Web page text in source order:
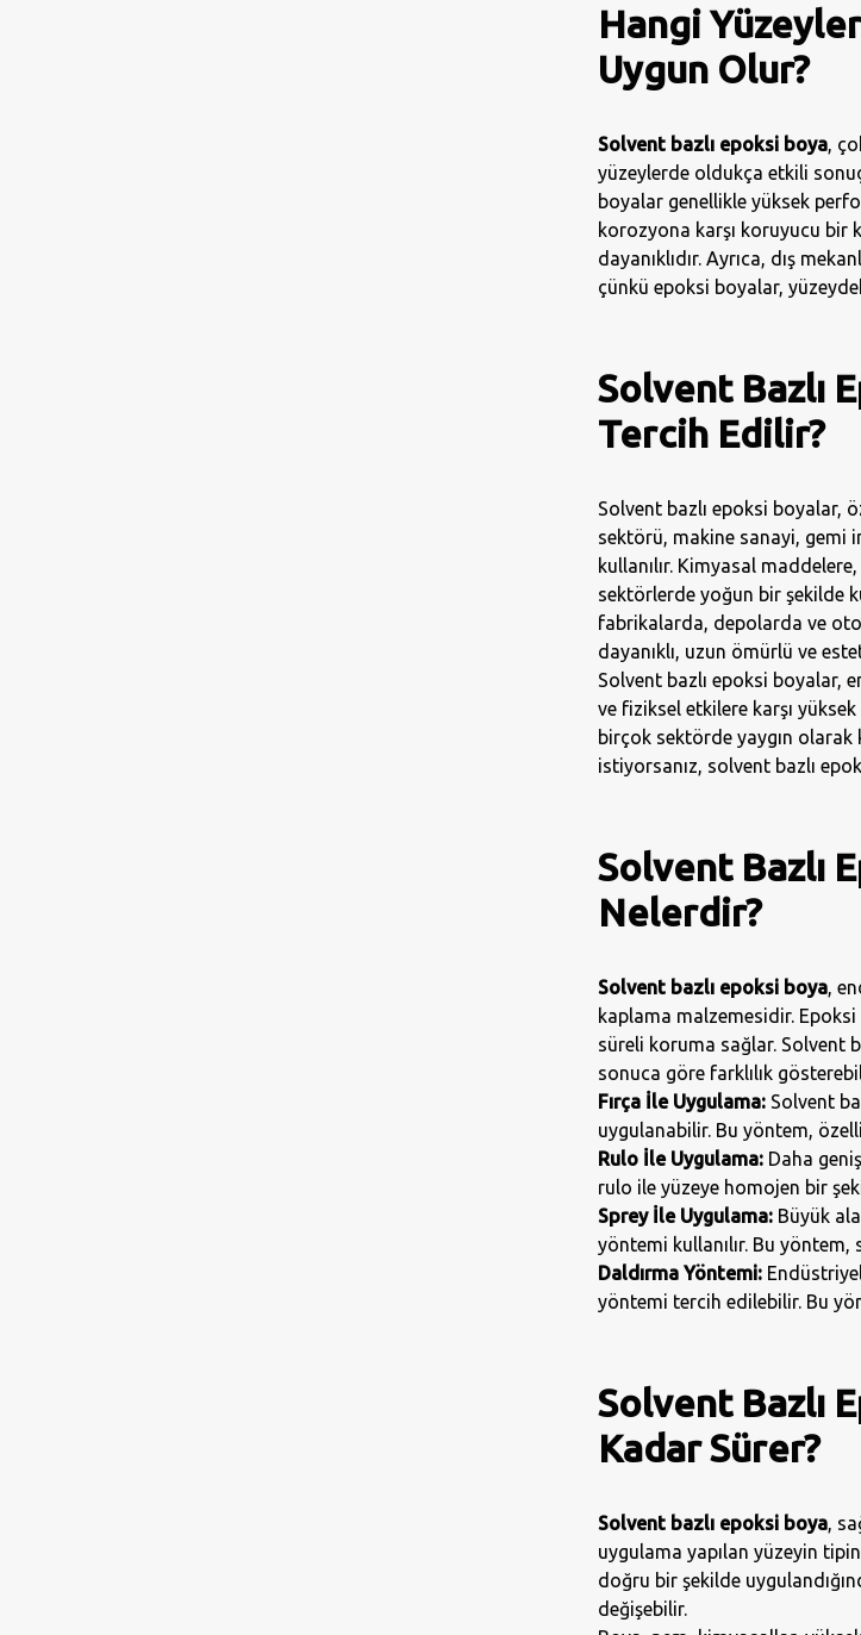
Hangi
Uygun Olur?
Solvent bazlı epoksi boya,
yüzeylerde oldukça etkili
boyalar genellikle yüksek
korozyona karşı koruyucu bir
dayanıklıdır. Ayrıca, dış
çünkü epoksi boyalar,
Solvent Bazlı
Tercih Edilir?
Solvent bazlı epoksi boyalar,
sektörü, makine sanayi, gemi
kullanılır. Kimyasal
sektörlerde yoğun bir şekilde
fabrikalarda, depolarda ve
dayanıklı, uzun ömürlü ve
Solvent bazlı epoksi boyalar,
ve fiziksel etkilere karşı
birçok sektörde yaygın olarak
istiyorsanız, solvent bazlı
Solvent Bazlı
Nelerdir?
Solvent bazlı epoksi boya,
kaplama malzemesidir. Epoksi
süreli koruma sağlar. Solvent
sonuca göre farklılık
Fırça İle Uygulama: Solvent
uygulanabilir. Bu yöntem,
Rulo İle Uygulama: Daha
rulo ile yüzeye homojen bir
Sprey İle Uygulama: Büyük
yöntemi kullanılır. Bu yöntem,
Daldırma Yöntemi:
yöntemi tercih edilebilir. Bu
Solvent Bazlı
Kadar Sürer?
Solvent bazlı epoksi boya,
uygulama yapılan yüzeyin
doğru bir şekilde
değişebilir.